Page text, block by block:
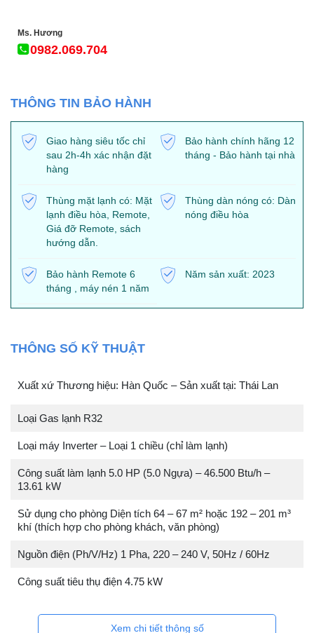
Ms. Hương
0982.069.704
THÔNG TIN BẢO HÀNH
Giao hàng siêu tốc chỉ
sau 2h-4h xác nhận đặt
hàng
Bảo hành chính hãng 12
tháng - Bảo hành tại nhà
Thùng mặt lạnh có: Mặt
lạnh điều hòa, Remote,
Giá đỡ Remote, sách
hướng dẫn.
Thùng dàn nóng có: Dàn
nóng điều hòa
Bảo hành Remote 6
tháng , máy nén 1 năm
Năm sản xuất: 2023
THÔNG SỐ KỸ THUẬT
Xuất xứ Thương hiệu: Hàn Quốc – Sản xuất tại: Thái Lan
Loại Gas lạnh R32
Loại máy Inverter – Loại 1 chiều (chỉ làm lạnh)
Công suất làm lạnh 5.0 HP (5.0 Ngựa) – 46.500 Btu/h –
13.61 kW
Sử dụng cho phòng Diện tích 64 – 67 m² hoặc 192 – 201 m³
khí (thích hợp cho phòng khách, văn phòng)
Nguồn điện (Ph/V/Hz) 1 Pha, 220 – 240 V, 50Hz / 60Hz
Công suất tiêu thụ điện 4.75 kW
Xem chi tiết thông số